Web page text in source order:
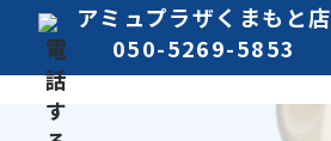
アミュプラザくまもと店
050-5269-5853